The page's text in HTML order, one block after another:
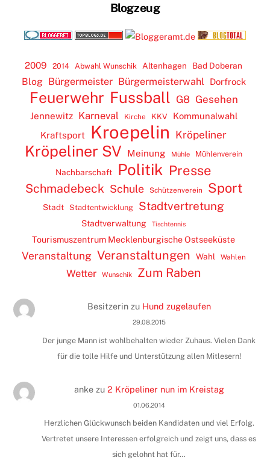
Blogzeug
2009 2014 Abwahl Wunschik Altenhagen Bad Doberan
Blog Bürgermeister Bürgermeisterwahl Dorfrock
Feuerwehr Fussball G8 Gesehen
Jennewitz Karneval Kirche KKV
Kommunalwahl
Kraftsport
Kroepelin Kröpeliner
Kröpeliner SV Meinung Mühle Mühlenverein
Nachbarschaft Politik Presse
Schmadebeck Schule Schützenverein Sport
Stadt Stadtentwicklung Stadtvertretung
Stadtverwaltung Tischtennis
Tourismuszentrum Mecklenburgische Ostseeküste
Veranstaltung Veranstaltungen Wahl Wahlen
Wetter Wunschik Zum Raben
Besitzerinzu Hund zugelaufen
29.08.2015
Der junge Mann ist wohlbehalten wieder Zuhaus. Vielen Dank
für die tolle Hilfe und Unterstützung allen Mitlesern!
ankezu 2 Kröpeliner nun im Kreistag
01.06.2014
Herzlichen Glückwunsch beiden Kandidaten und viel Erfolg.
Vertretet unsere Interessen erfolgreich und zeigt uns, dass es
sich gelohnt hat für…